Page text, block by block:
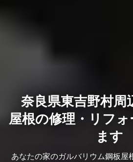
奈良県東吉野村
屋根の修理・リフ
ます
あなたの家のガルバリウム鋼板屋